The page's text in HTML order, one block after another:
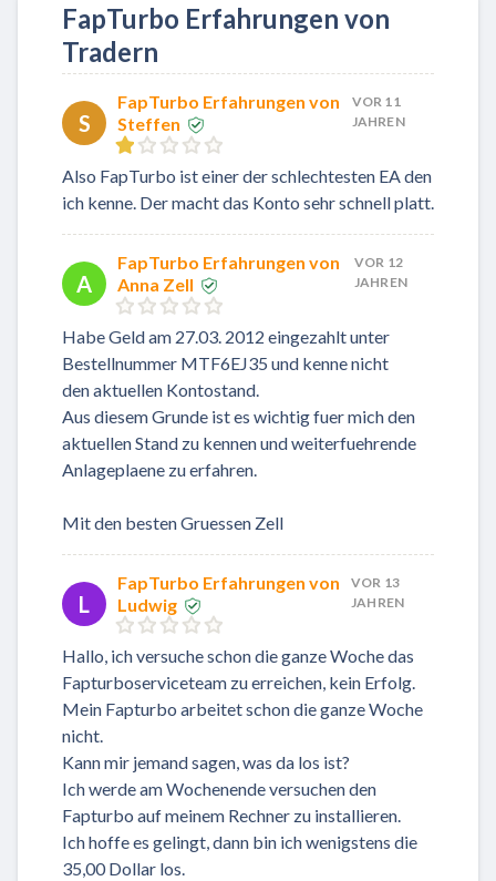
FapTurbo Erfahrungen von
Tradern
S
FapTurbo Erfahrungen von
Steffen
VOR 11
JAHREN
Also FapTurbo ist einer der schlechtesten EA den
ich kenne. Der macht das Konto sehr schnell platt.
A
FapTurbo Erfahrungen von
Anna Zell
VOR 12
JAHREN
Habe Geld am 27.03. 2012 eingezahlt unter
Bestellnummer MTF6EJ35 und kenne nicht
den aktuellen Kontostand.
Aus diesem Grunde ist es wichtig fuer mich den
aktuellen Stand zu kennen und weiterfuehrende
Anlageplaene zu erfahren.
Mit den besten Gruessen Zell
L
FapTurbo Erfahrungen von
Ludwig
VOR 13
JAHREN
Hallo, ich versuche schon die ganze Woche das
Fapturboserviceteam zu erreichen, kein Erfolg.
Mein Fapturbo arbeitet schon die ganze Woche
nicht.
Kann mir jemand sagen, was da los ist?
Ich werde am Wochenende versuchen den
Fapturbo auf meinem Rechner zu installieren.
Ich hoffe es gelingt, dann bin ich wenigstens die
35,00 Dollar los.